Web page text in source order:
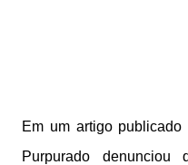
Em um artigo
Purpurado